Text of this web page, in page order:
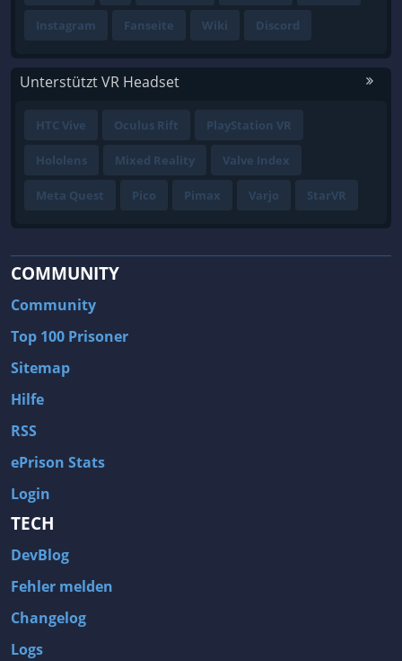
Instagram Fanseite Wiki Discord
Unterstützt VR Headset
HTC Vive Oculus Rift PlayStation VR
Hololens Mixed Reality Valve Index
Meta Quest Pico Pimax Varjo StarVR
COMMUNITY
Community
Top 100 Prisoner
Sitemap
Hilfe
RSS
ePrison Stats
Login
TECH
DevBlog
Fehler melden
Changelog
Logs